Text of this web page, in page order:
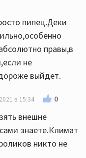
пипец.Деки
правы,в
не
выйдет.
в 15:34 0
внешне
знаете.Климат
никто не